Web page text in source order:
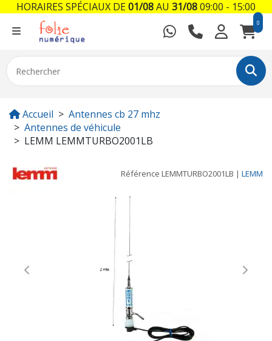
0
Accueil
Antennes cb 27 mhz
Antennes de véhicule
LEMM LEMMTURBO2001LB
Référence LEMMTURBO2001LB | LEMM
Previous Next
HORAIRES SPÉCIAUX DE01/08AU 31/0809:00 - 15:00